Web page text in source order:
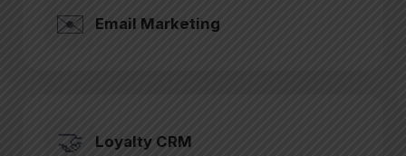
✉️ Email Marketing
🤝 Loyalty CRM